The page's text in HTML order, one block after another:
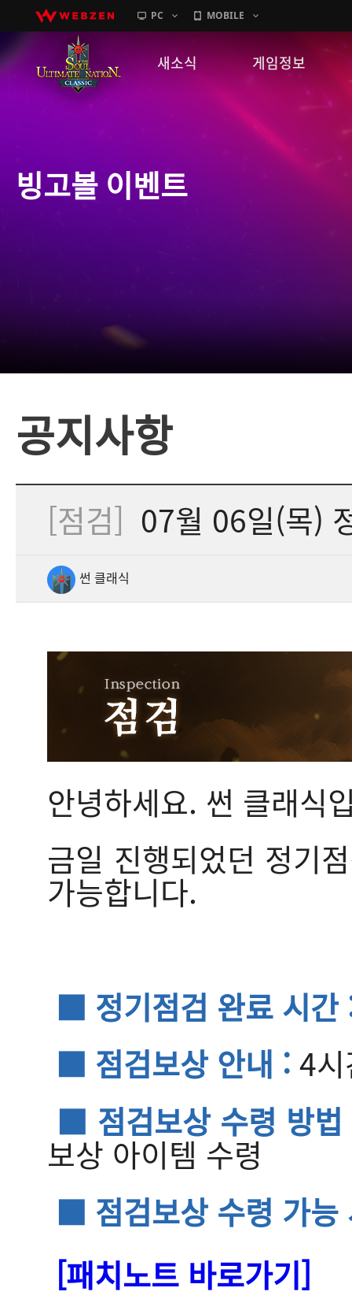
PC MOBILE
새소식
GM노트
게임정보
캐릭터소개
빙고볼 이벤트
공지사항
[점검] 07월 06일(목)
썬 클래식
안녕하세요. 썬 클래식
금일 진행되었던 정기
가능합니다.
■ 정기점검 완료 시간
■ 점검보상 안내 : 4
■ 점검보상 수령 방
보상 아이템 수령
■ 점검보상 수령 가능
[패치노트 바로가기]